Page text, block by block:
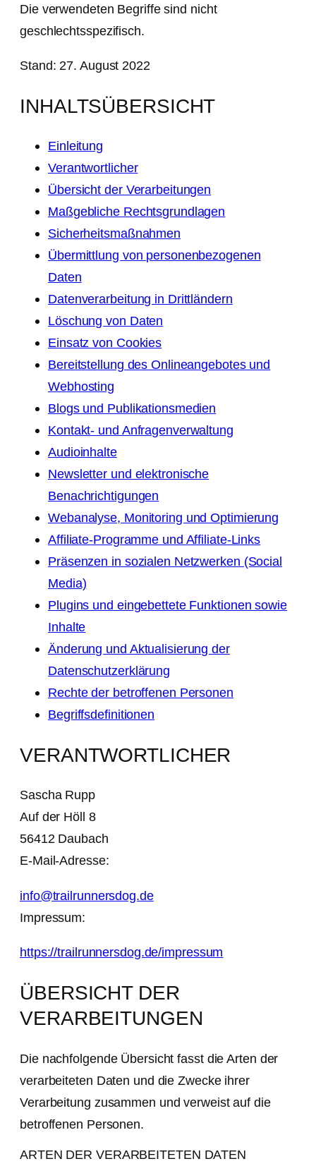
Die verwendeten Begriffe sind nicht
geschlechtsspezifisch.
Stand: 27. August 2022
INHALTSÜBERSICHT
Einleitung
Verantwortlicher
Übersicht der Verarbeitungen
Maßgebliche Rechtsgrundlagen
Sicherheitsmaßnahmen
Übermittlung von personenbezogenen
Daten
Datenverarbeitung in Drittländern
Löschung von Daten
Einsatz von Cookies
Bereitstellung des Onlineangebotes und
Webhosting
Blogs und Publikationsmedien
Kontakt- und Anfragenverwaltung
Audioinhalte
Newsletter und elektronische
Benachrichtigungen
Webanalyse, Monitoring und Optimierung
Affiliate-Programme und Affiliate-Links
Präsenzen in sozialen Netzwerken (Social
Media)
Plugins und eingebettete Funktionen sowie
Inhalte
Änderung und Aktualisierung der
Datenschutzerklärung
Rechte der betroffenen Personen
Begriffsdefinitionen
VERANTWORTLICHER
Sascha Rupp
Auf der Höll 8
56412 Daubach
E-Mail-Adresse:
info@trailrunnersdog.de
Impressum:
https://trailrunnersdog.de/impressum
ÜBERSICHT DER
VERARBEITUNGEN
Die nachfolgende Übersicht fasst die Arten der
verarbeiteten Daten und die Zwecke ihrer
Verarbeitung zusammen und verweist auf die
betroffenen Personen.
ARTEN DER VERARBEITETEN DATEN